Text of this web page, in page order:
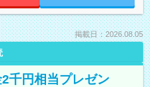
掲載日：2026.08.05
千円相当プレゼン